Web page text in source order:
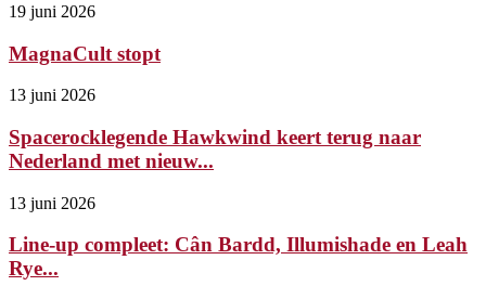
19 juni 2026
MagnaCult stopt
13 juni 2026
Spacerocklegende Hawkwind keert terug naar
Nederland met nieuw...
13 juni 2026
Line-up compleet: Cân Bardd, Illumishade en Leah
Rye...